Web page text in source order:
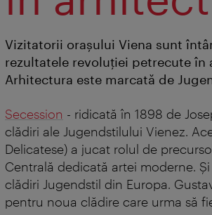
Vizitatorii oraşului Viena sunt
rezultatele revoluţiei petrecute în
Arhitectura este marcată de
Secession - ridicată în 1898 de
clădiri ale Jugendstilului Vienez.
Delicatese) a jucat rolul de
Centrală dedicată artei moderne.
clădiri Jugendstil din Europa.
pentru noua clădire care urma să